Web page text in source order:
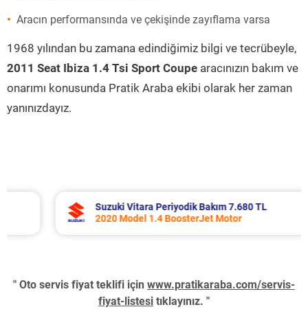
Aracın performansında ve çekişinde zayıflama varsa
1968 yılından bu zamana edindiğimiz bilgi ve tecrübeyle,
2011 Seat Ibiza 1.4 Tsi Sport Coupe aracınızın bakım ve
onarımı konusunda Pratik Araba ekibi olarak her zaman
yanınızdayız.
Suzuki Vitara Periyodik Bakım 7.680 TL
2020 Model 1.4 BoosterJet Motor
" Oto servis fiyat teklifi için www.pratikaraba.com/servis-
fiyat-listesi tıklayınız. "